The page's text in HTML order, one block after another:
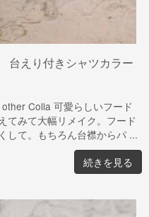
えり付きシャツカラー
Colla 可愛らしいフード
てみて大幅リメイク。フード
して。もちろん台襟からパ ...
続きを見る